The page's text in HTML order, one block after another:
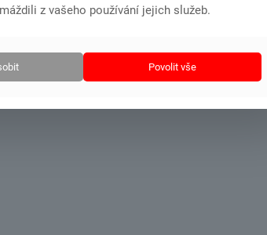
z vašeho používání jejich služeb.
Povolit vše